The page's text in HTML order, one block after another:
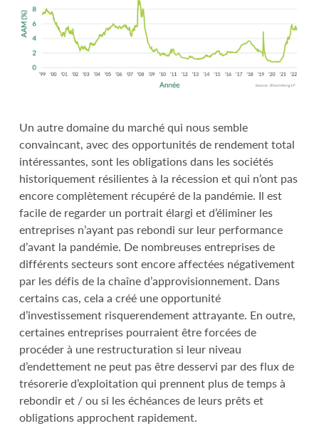
Un autre domaine du marché qui nous semble
convaincant, avec des opportunités de rendement total
intéressantes, sont les obligations dans les sociétés
historiquement résilientes à la récession et qui n’ont pas
encore complètement récupéré de la pandémie. Il est
facile de regarder un portrait élargi et d’éliminer les
entreprises n’ayant pas rebondi sur leur performance
d’avant la pandémie. De nombreuses entreprises de
différents secteurs sont encore affectées négativement
par les défis de la chaîne d’approvisionnement. Dans
certains cas, cela a créé une opportunité
d’investissement risquerendement attrayante. En outre,
certaines entreprises pourraient être forcées de
procéder à une restructuration si leur niveau
d’endettement ne peut pas être desservi par des flux de
trésorerie d’exploitation qui prennent plus de temps à
rebondir et / ou si les échéances de leurs prêts et
obligations approchent rapidement.